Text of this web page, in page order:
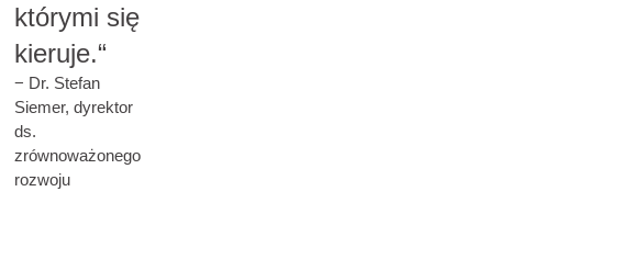
którymi się
kieruje.“
− Dr. Stefan
Siemer, dyrektor
ds.
zrównoważonego
rozwoju